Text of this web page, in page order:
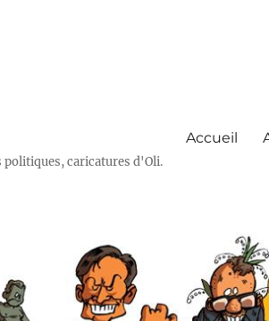
caricatures d'Oli.
Accueil